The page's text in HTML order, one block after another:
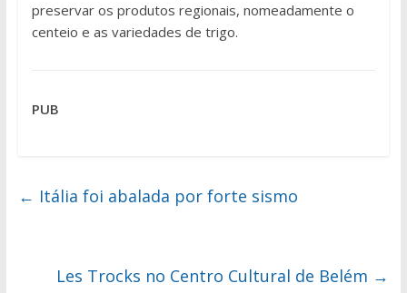
preservar os produtos regionais, nomeadamente o
centeio e as variedades de trigo.
PUB
← Itália foi abalada por forte sismo
Les Trocks no Centro Cultural de Belém →